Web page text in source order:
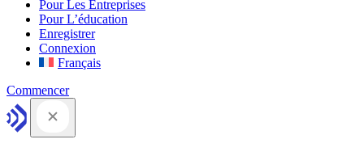
Pour Les Entreprises
Pour L’éducation
Enregistrer
Connexion
Français
Commencer